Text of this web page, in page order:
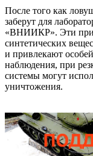
После того как
заберут для
«ВНИИКР». Эти
синтетических
и привлекают
наблюдения, при
системы могут
уничтожения.